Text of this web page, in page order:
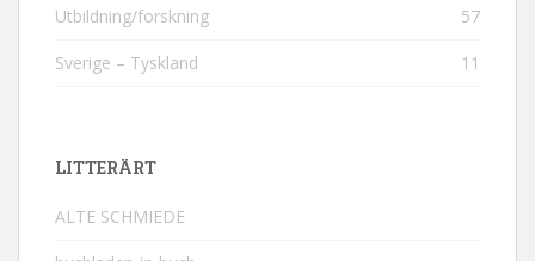
Utbildning/forskning 57
Sverige – Tyskland 11
LITTERÄRT
ALTE SCHMIEDE